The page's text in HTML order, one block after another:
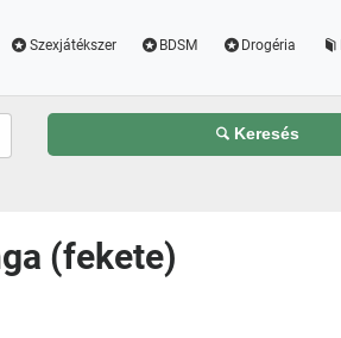
Szexjátékszer BDSM Drogéria
Keresés
(fekete)